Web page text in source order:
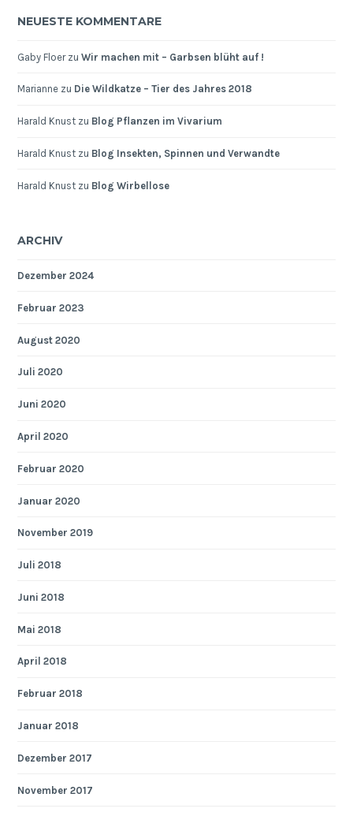
NEUESTE KOMMENTARE
Gaby FloerzuWir machen mit – Garbsen blüht auf !
Marianne zu Die Wildkatze – Tier des Jahres 2018
Harald Knust zu Blog Pflanzen im Vivarium
Harald Knust zu Blog Insekten, Spinnen und Verwandte
Harald Knust zu Blog Wirbellose
ARCHIV
Dezember 2024
Februar 2023
August 2020
Juli 2020
Juni 2020
April 2020
Februar 2020
Januar 2020
November 2019
Juli 2018
Juni 2018
Mai 2018
April 2018
Februar 2018
Januar 2018
Dezember 2017
November 2017